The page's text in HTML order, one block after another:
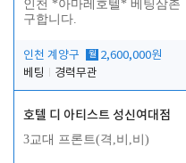
인천 *아마레호텔* 베팅삼촌
구합니다.
인천 계양구 월 2,600,000원
베팅
경력무관
호텔 디 아티스트 성신여대점
3교대 프론트(격,비,비)